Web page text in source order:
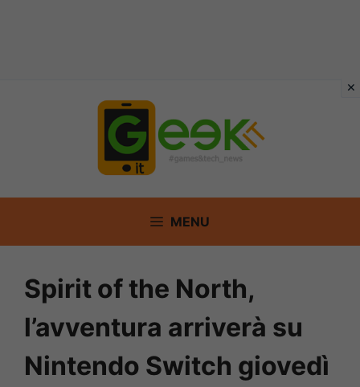
MENU
Spirit of the North,
l’avventura arriverà su
Nintendo Switch giovedì